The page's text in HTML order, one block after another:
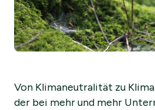
Von Klimaneutralität zu
der bei mehr und mehr